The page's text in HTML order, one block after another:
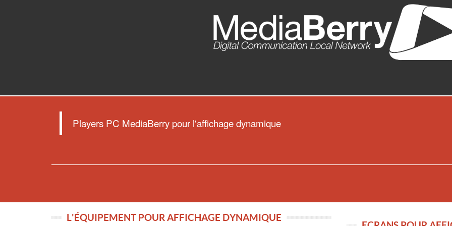
Players PC MediaBerry pour l'affichage dynamique
L'ÉQUIPEMENT POUR AFFICHAGE DYNAMIQUE